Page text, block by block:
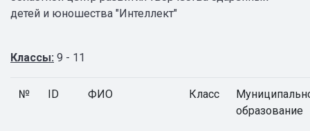
детей и юношества "Интеллект"
Классы: 9 - 11
№ ID ФИО Класс
образование